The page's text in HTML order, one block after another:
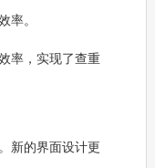
率。
率，实现了查重
新的界面设计更